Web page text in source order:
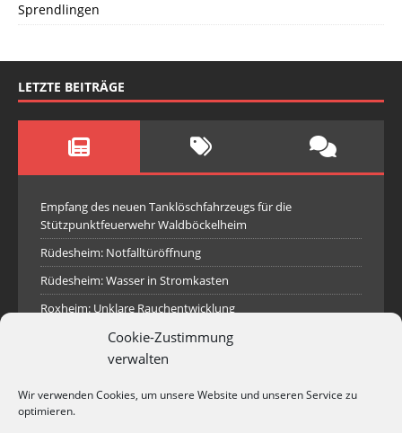
Cookie-Zustimmung
verwalten
Wir verwenden Cookies, um unsere Website und unseren Service zu
optimieren.
Sprendlingen
LETZTE BEITRÄGE
Empfang des neuen Tanklöschfahrzeugs für die
Stützpunktfeuerwehr Waldböckelheim
Rüdesheim: Notfalltüröffnung
Rüdesheim: Wasser in Stromkasten
Roxheim: Unklare Rauchentwicklung
Sprendlingen: Überörtliche Hilfe bei Industriebrand in
Sprendlingen
Rüdesheim: Aufgerissener Dieseltank